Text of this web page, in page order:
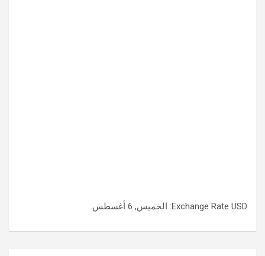
Exchange Rate USD : الخميس, 6 أغسطس.